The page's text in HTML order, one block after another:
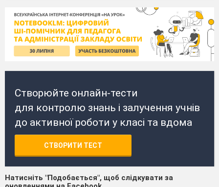
Створюйте онлайн-тести
для контролю знань і залучення учнів
до активної роботи у класі та вдома
СТВОРИТИ ТЕСТ
Натисніть "Подобається", щоб слідкувати за